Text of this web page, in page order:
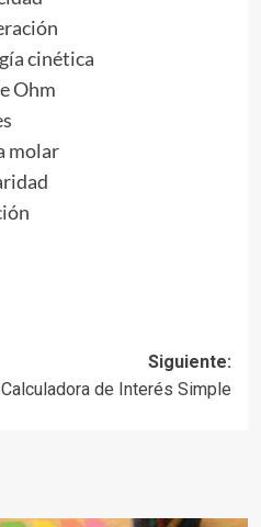
cinética
Ohm
molar
Siguiente:
Calculadora de Interés Simple